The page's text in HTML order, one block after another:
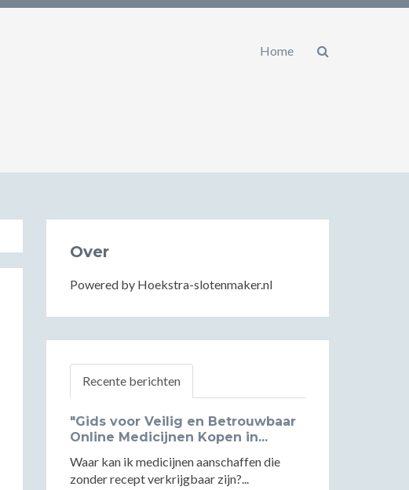
Home
Over
Powered by Hoekstra-slotenmaker.nl
Recente berichten
"Gids voor Veilig en Betrouwbaar
Online Medicijnen Kopen in...
Waar kan ik medicijnen aanschaffen die
zonder recept verkrijgbaar zijn?...